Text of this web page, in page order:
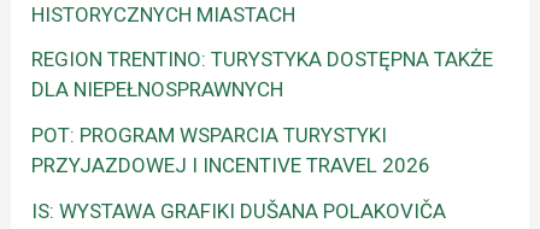
HISTORYCZNYCH MIASTACH
REGION TRENTINO: TURYSTYKA DOSTĘPNA TAKŻE
DLA NIEPEŁNOSPRAWNYCH
POT: PROGRAM WSPARCIA TURYSTYKI
PRZYJAZDOWEJ I INCENTIVE TRAVEL 2026
IS: WYSTAWA GRAFIKI DUŠANA POLAKOVIČA